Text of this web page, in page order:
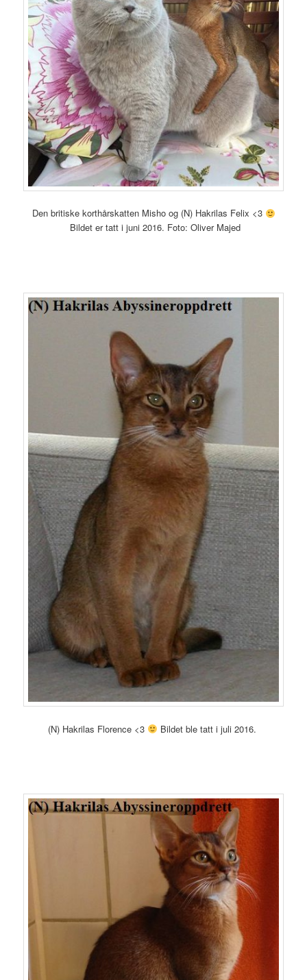
Den britiske korthårskatten Misho og (N) Hakrilas Felix <3
Bildet er tatt i juni 2016. Foto: Oliver Majed
(N) Hakrilas Florence <3 Bildet ble tatt i juli 2016.